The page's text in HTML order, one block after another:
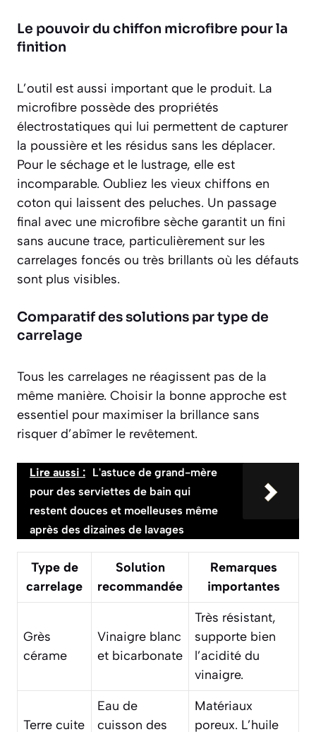
Le pouvoir du chiffon microfibre pour la
finition
L’outil est aussi important que le produit. La
microfibre possède des propriétés
électrostatiques qui lui permettent de capturer
la poussière et les résidus sans les déplacer.
Pour le séchage et le lustrage, elle est
incomparable. Oubliez les vieux chiffons en
coton qui laissent des peluches. Un passage
final avec une microfibre sèche garantit un fini
sans aucune trace, particulièrement sur les
carrelages foncés ou très brillants où les défauts
sont plus visibles.
Comparatif des solutions par type de
carrelage
Tous les carrelages ne réagissent pas de la
même manière. Choisir la bonne approche est
essentiel pour maximiser la brillance sans
risquer d’abîmer le revêtement.
Lire aussi : L'astuce de grand-mère
pour des serviettes de bain qui
restent douces et moelleuses même
après des dizaines de lavages
Type de
carrelage
Solution
recommandée
Remarques
importantes
Grès
cérame
Vinaigre blanc
et bicarbonate
Très résistant,
supporte bien
l’acidité du
vinaigre.
Terre cuite
Eau de
cuisson des
Matériaux
poreux. L’huile